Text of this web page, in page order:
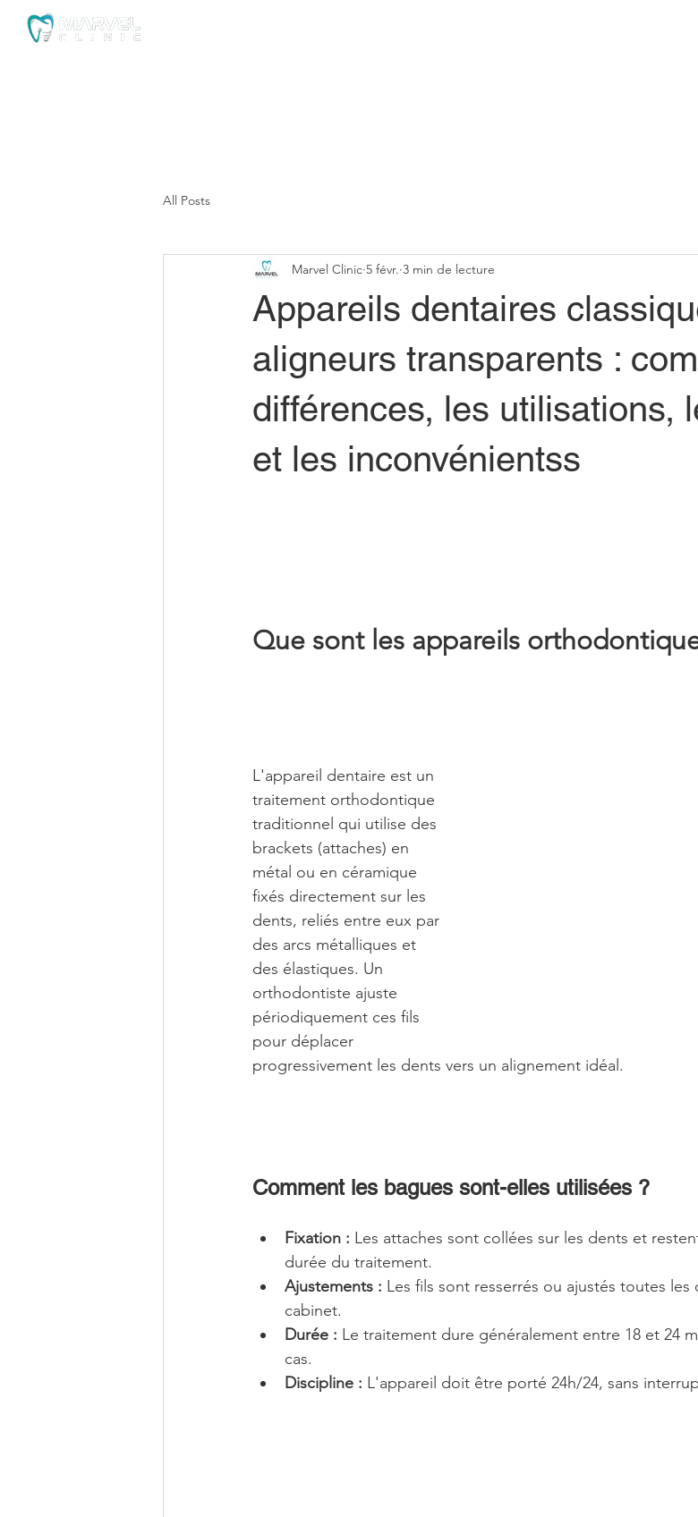
All Posts
Appareils dentaires
aligneurs transparents :
différences, les utilisations,
et les inconvénientss
Marvel Clinic 5 févr. 3 min de lecture
Que sont les appareils
L'appareil dentaire est un
traitement orthodontique
traditionnel qui utilise des
brackets (attaches) en
métal ou en céramique
fixés directement sur les
dents, reliés entre eux par
des arcs métalliques et
des élastiques. Un
orthodontiste ajuste
périodiquement ces fils
pour déplacer
progressivement les dents vers un alignement idéal.
Comment les bagues sont-elles utilisées ?
Fixation : Les attaches sont collées sur les dents et
durée du traitement.
Ajustements : Les fils sont resserrés ou ajustés toutes les
cabinet.
Durée : Le traitement dure généralement entre 18 et 24
cas.
Discipline : L'appareil doit être porté 24h/24, sans